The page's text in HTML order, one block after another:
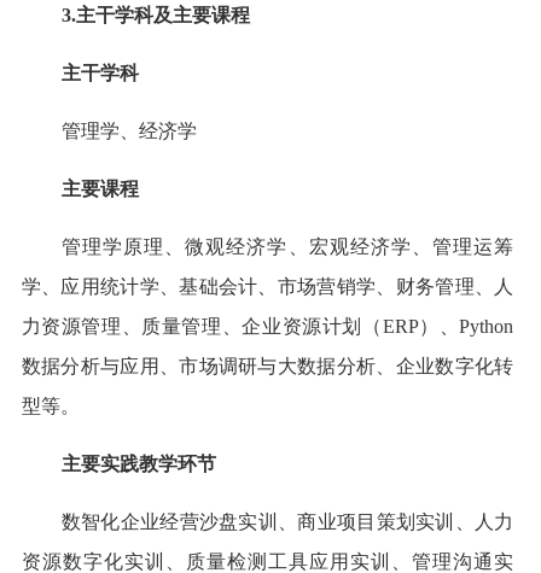
3.主干学科及主要课程
主干学科
管理学、经济学
主要课程
管理学原理、微观经济学、宏观经济学、管理运筹
学、应用统计学、基础会计、市场营销学、财务管理、人
力资源管理、质量管理、企业资源计划（ERP）、Python
数据分析与应用、市场调研与大数据分析、企业数字化转
型等。
主要实践教学环节
数智化企业经营沙盘实训、商业项目策划实训、人力
资源数字化实训、质量检测工具应用实训、管理沟通实